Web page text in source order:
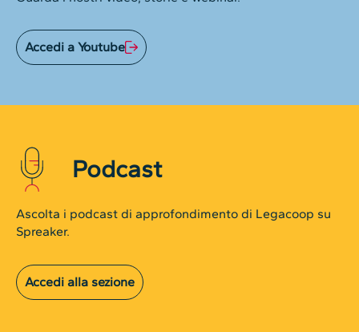
Accedi a Youtube
Podcast
Ascolta i podcast di approfondimento di Legacoop su
Spreaker.
Accedi alla sezione